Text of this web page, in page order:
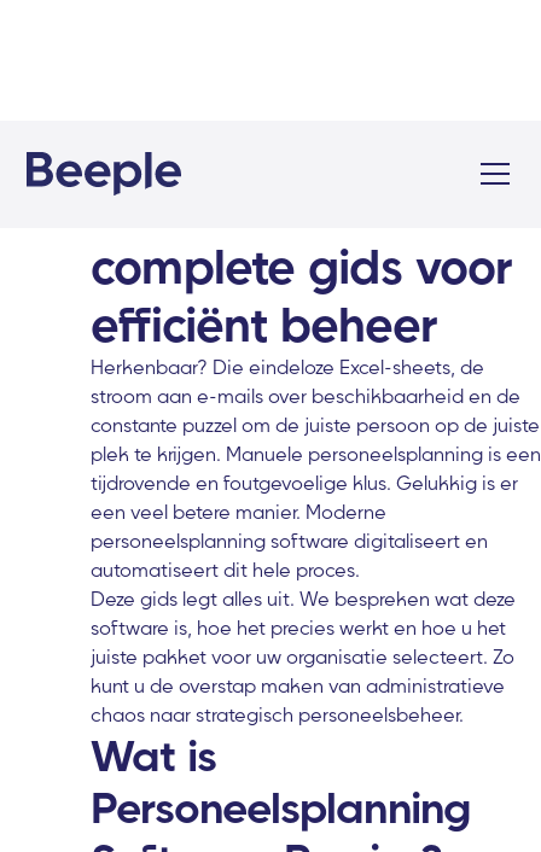
Personeelsplanning
software: de
complete gids voor
efficiënt beheer
Herkenbaar? Die eindeloze Excel-sheets, de
stroom aan e-mails over beschikbaarheid en de
constante puzzel om de juiste persoon op de juiste
plek te krijgen. Manuele personeelsplanning is een
tijdrovende en foutgevoelige klus. Gelukkig is er
een veel betere manier. Moderne
personeelsplanning software digitaliseert en
automatiseert dit hele proces.
Deze gids legt alles uit. We bespreken wat deze
software is, hoe het precies werkt en hoe u het
juiste pakket voor uw organisatie selecteert. Zo
kunt u de overstap maken van administratieve
chaos naar strategisch personeelsbeheer.
Wat is
Personeelsplanning